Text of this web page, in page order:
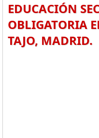
EDUCACIÓN
OBLIGATORIA
TAJO, MADRID.